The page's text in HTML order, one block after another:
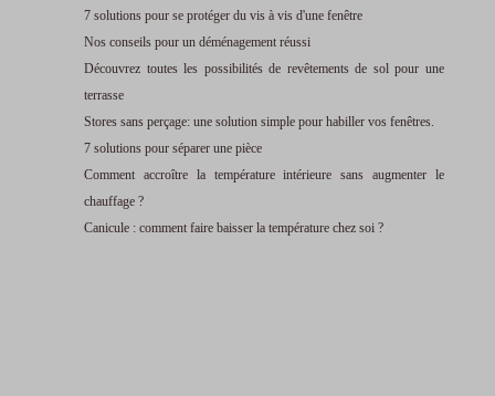
7 solutions pour se protéger du vis à vis d'une fenêtre
Nos conseils pour un déménagement réussi
Découvrez toutes les possibilités de revêtements de sol pour une
terrasse
Stores sans perçage: une solution simple pour habiller vos fenêtres.
7 solutions pour séparer une pièce
Comment accroître la température intérieure sans augmenter le
chauffage ?
Canicule : comment faire baisser la température chez soi ?